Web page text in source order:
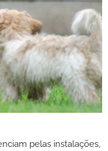
pelas instalações,